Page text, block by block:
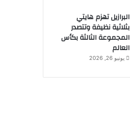
البرازيل تهزم هايتي
بثلاثية نظيفة وتتصدر
المجموعة الثالثة بكأس
العالم
يونيو 26, 2026